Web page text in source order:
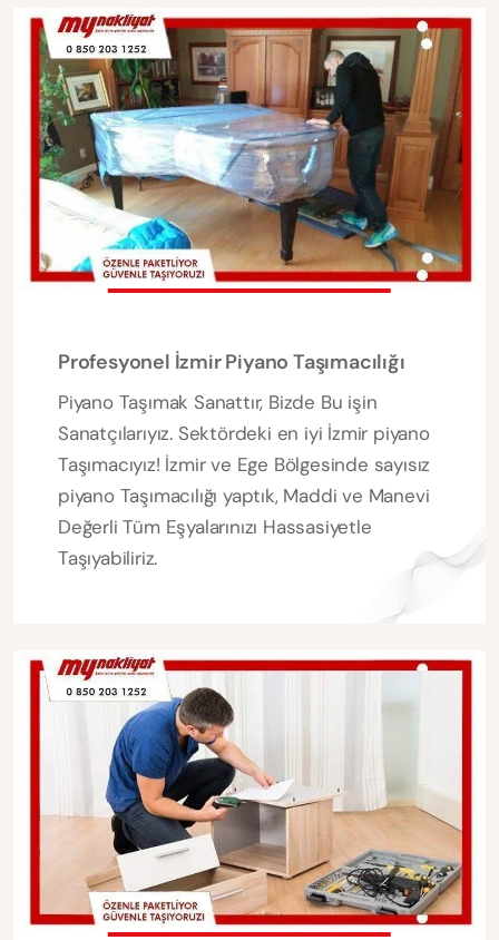
Profesyonel İzmir Piyano Taşımacılığı
Piyano Taşımak Sanattır, Bizde Bu işin
Sanatçılarıyız. Sektördeki en iyi İzmir piyano
Taşımacıyız! İzmir ve Ege Bölgesinde sayısız
piyano Taşımacılığı yaptık, Maddi ve Manevi
Değerli Tüm Eşyalarınızı Hassasiyetle
Taşıyabiliriz.